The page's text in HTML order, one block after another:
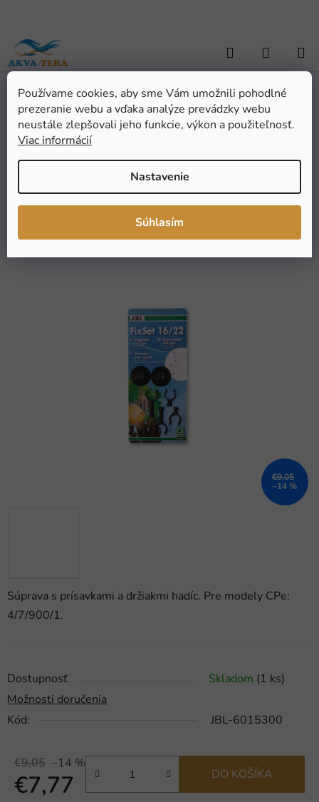
Používame cookies, aby sme Vám umožnili pohodlné
prezeranie webu a vďaka analýze prevádzky webu
neustále zlepšovali jeho funkcie, výkon a použiteľnosť.
Viac informácií
Nastavenie
Súhlasím
obsah
Hľadať
KOŠÍK
Domov / AKVARISTIKA / Pomôcky a doplnky / Prísavky / JBL
Univerzálna sada pre vonkajší filter FixSet 12/16 CristalProfi
e4/7/901,2
Súprava s prísavkami a držiakmi hadíc. Pre modely CPe:
4/7/900/1.
Dostupnosť Skladom (1 ks)
Možnosti doručenia
Kód:
JBL-6015300
€9,05 –14 %
€7,77 DO KOŠÍKA
JBL Univerzálna sada pre
vonkajší filter FixSet 12/16
CristalProfi e4/7/901,2
hodnotenie
Podrobnosti hodnotenia
€9,05
–14 %